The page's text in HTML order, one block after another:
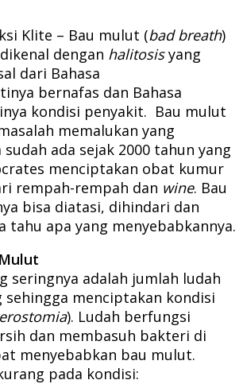
Klite – Bau mulut (bad breath)
dengan halitosisyang
dari Bahasa
bernafas dan Bahasa
kondisi penyakit. Bau mulut
memalukan yang
ada sejak 2000 tahun yang
menciptakan obat kumur
rempah-rempah dan wine. Bau
bisa diatasi, dihindari dan
tahu apa yang menyebabkannya.
seringnya adalah jumlah ludah
sehingga menciptakan kondisi
). Ludah berfungsi
dan membasuh bakteri di
menyebabkan bau mulut.
pada kondisi: